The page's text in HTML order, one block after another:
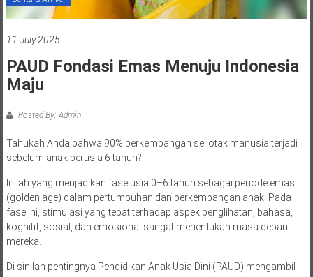
11 July 2025
PAUD Fondasi Emas Menuju Indonesia
Maju
Posted By: Admin
Tahukah Anda bahwa 90% perkembangan sel otak manusia terjadi
sebelum anak berusia 6 tahun?
Inilah yang menjadikan fase usia 0–6 tahun sebagai periode emas
(golden age) dalam pertumbuhan dan perkembangan anak. Pada
fase ini, stimulasi yang tepat terhadap aspek penglihatan, bahasa,
kognitif, sosial, dan emosional sangat menentukan masa depan
mereka.
Di sinilah pentingnya Pendidikan Anak Usia Dini (PAUD) mengambil